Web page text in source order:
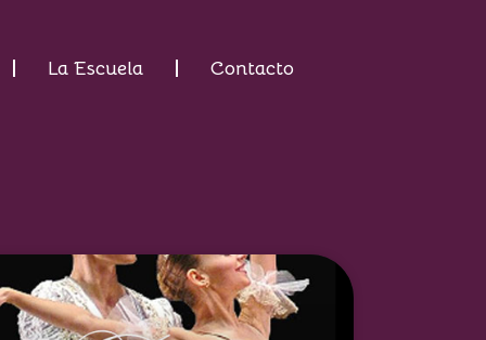
La Escuela Contacto